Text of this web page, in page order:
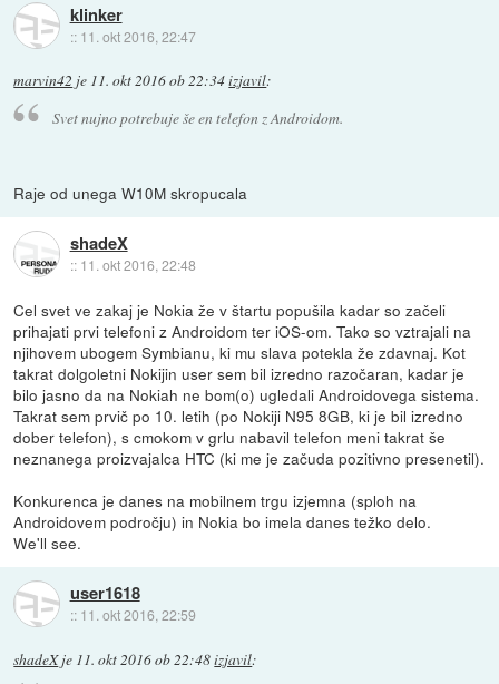
klinker
:: 11. okt 2016, 22:47
marvin42 je 11. okt 2016 ob 22:34izjavil:
Svet nujno potrebuje še en telefon z Androidom.
Raje od unega W10M skropucala
shadeX
:: 11. okt 2016, 22:48
Cel svet ve zakaj je Nokia že v štartu popušila kadar so začeli
prihajati prvi telefoni z Androidom ter iOS-om. Tako so vztrajali na
njihovem ubogem Symbianu, ki mu slava potekla že zdavnaj. Kot
takrat dolgoletni Nokijin user sem bil izredno razočaran, kadar je
bilo jasno da na Nokiah ne bom(o) ugledali Androidovega sistema.
Takrat sem prvič po 10. letih (po Nokiji N95 8GB, ki je bil izredno
dober telefon), s cmokom v grlu nabavil telefon meni takrat še
neznanega proizvajalca HTC (ki me je začuda pozitivno presenetil).
Konkurenca je danes na mobilnem trgu izjemna (sploh na
Androidovem področju) in Nokia bo imela danes težko delo.
We'll see.
user1618
:: 11. okt 2016, 22:59
shadeXje 11. okt 2016 ob 22:48izjavil: